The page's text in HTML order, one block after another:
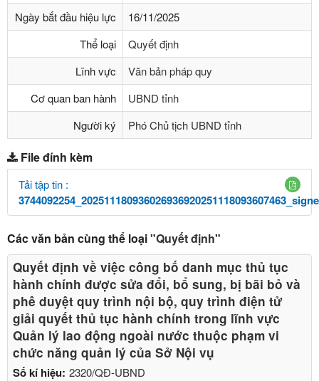
Ngày bắt đầu hiệu lực
16/11/2025
Thể loại
Quyết định
Lĩnh vực
Văn bản pháp quy
Cơ quan ban hành
UBND tỉnh
Người ký
Phó Chủ tịch UBND tỉnh
File đính kèm
Tải tập tin :
Các văn bản cùng thể loại"Quyết định"
Số kí hiệu: 2320/QĐ-UBND
Quyết định về việc công bố danh mục thủ tục
hành chính được sửa đổi, bổ sung, bị bãi bỏ và
phê duyệt quy trình nội bộ, quy trình điện tử
giải quyết thủ tục hành chính trong lĩnh vực
Quản lý lao động ngoài nước thuộc phạm vi
chức năng quản lý của Sở Nội vụ